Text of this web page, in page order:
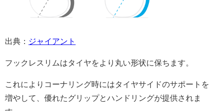
出典： ジャイアント
フックレスリムはタイヤをより丸い形状に保ちます。
これによりコーナリング時にはタイヤサイドのサポートを
増やして、優れたグリップとハンドリングが提供されま